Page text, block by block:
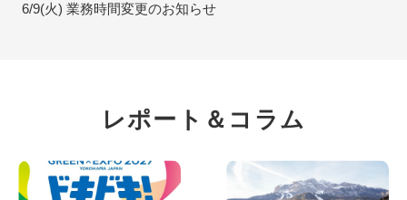
6/9(火) 業務時間変更のお知らせ
レポート＆コラム